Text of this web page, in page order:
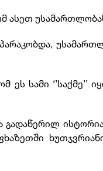
ეს სამი